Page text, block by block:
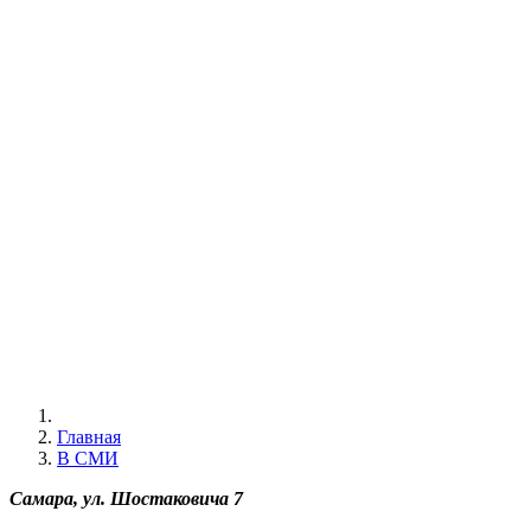
Главная
В СМИ
Самара, ул. Шостаковича 7